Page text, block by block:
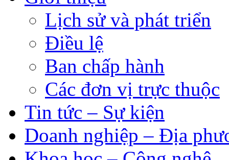
Lịch sử và phát triển
Điều lệ
Ban chấp hành
Các đơn vị trực thuộc
Tin tức – Sự kiện
Doanh nghiệp – Địa